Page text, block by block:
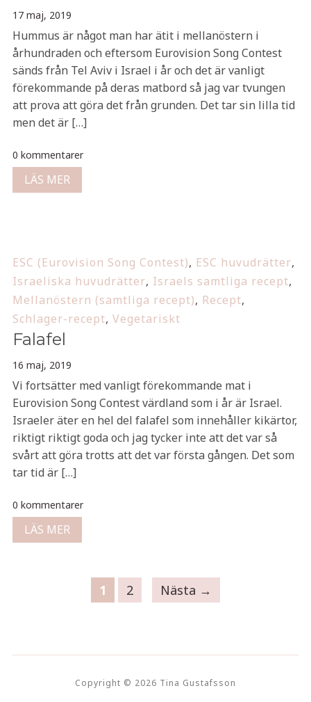
17 maj, 2019
Hummus är något man har ätit i mellanöstern i
århundraden och eftersom Eurovision Song Contest
sänds från Tel Aviv i Israel i år och det är vanligt
förekommande på deras matbord så jag var tvungen
att prova att göra det från grunden. Det tar sin lilla tid
men det är […]
0 kommentarer
LÄS MER
ESC (Eurovision Song Contest), ESC huvudrätter,
Israeliska huvudrätter, Israels samtliga recept,
Mellanöstern (samtliga recept), Recept,
Schlager-recept, Vegetariskt
Falafel
16 maj, 2019
Vi fortsätter med vanligt förekommande mat i
Eurovision Song Contest värdland som i år är Israel.
Israeler äter en hel del falafel som innehåller kikärtor,
riktigt riktigt goda och jag tycker inte att det var så
svårt att göra trotts att det var första gången. Det som
tar tid är […]
0 kommentarer
LÄS MER
1 2 Nästa →
Copyright © 2026 Tina Gustafsson